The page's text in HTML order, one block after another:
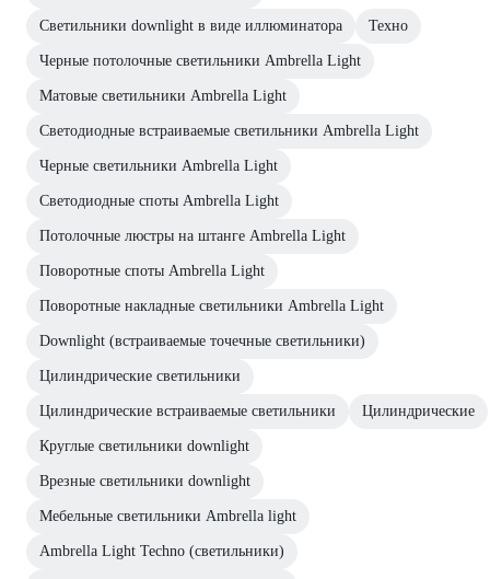
Светильники downlight в виде иллюминатора Техно
Черные потолочные светильники Ambrella Light
Матовые светильники Ambrella Light
Светодиодные встраиваемые светильники Ambrella Light
Черные светильники Ambrella Light
Светодиодные споты Ambrella Light
Потолочные люстры на штанге Ambrella Light
Поворотные споты Ambrella Light
Поворотные накладные светильники Ambrella Light
Downlight (встраиваемые точечные светильники)
Цилиндрические светильники
Цилиндрические встраиваемые светильники Цилиндрические
Круглые светильники downlight
Врезные светильники downlight
Мебельные светильники Ambrella light
Ambrella Light Techno (светильники)